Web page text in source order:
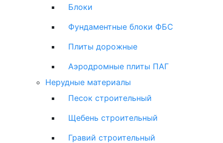
Блоки
Фундаментные блоки ФБС
Плиты дорожные
Аэродромные плиты ПАГ
Нерудные материалы
Песок строительный
Щебень строительный
Гравий строительный